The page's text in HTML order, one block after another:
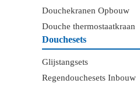
Douchekranen Opbouw
Douche thermostaatkraan
Douchesets
Glijstangsets
Regendouchesets Inbouw